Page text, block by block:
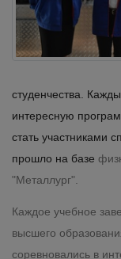
студенчества.
интересную
стать участниками
прошло на базе
"Металлург".
Каждое учебное
высшего
соревновались в